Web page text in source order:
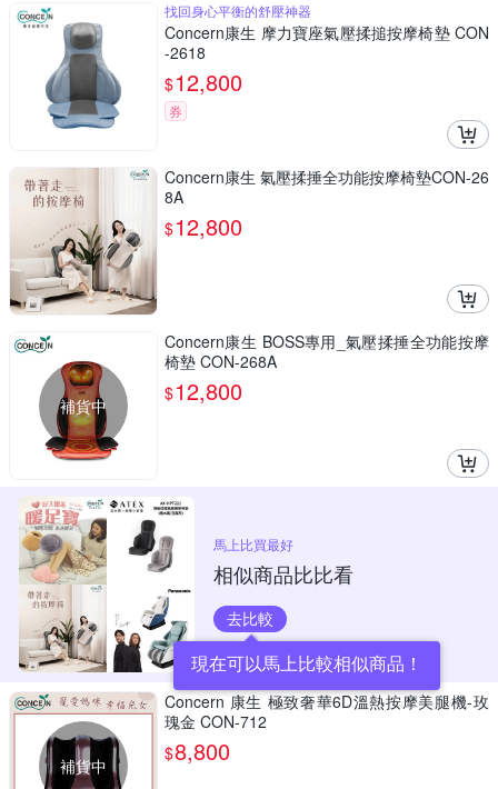
找回身心平衡的舒壓神器
Concern康生 摩力寶座氣壓揉搥按摩椅墊 CON
-2618
$12,800
券
Concern康生 氣壓揉捶全功能按摩椅墊CON-26
8A
$12,800
補貨中
Concern康生 BOSS專用_氣壓揉捶全功能按摩
椅墊 CON-268A
$12,800
馬上比買最好
相似商品比比看
去比較
現在可以馬上比較相似商品！
補貨中
Concern 康生 極致奢華6D溫熱按摩美腿機-玫
瑰金 CON-712
$8,800